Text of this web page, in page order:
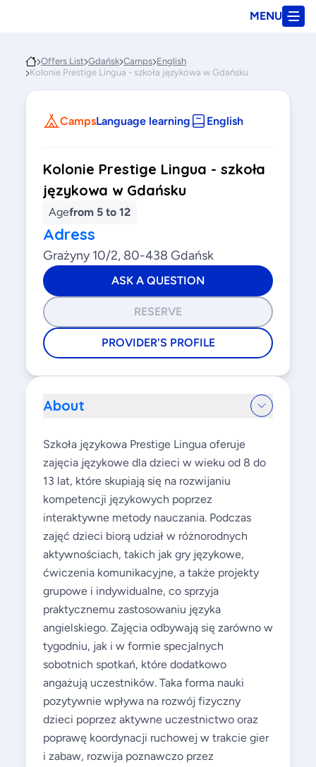
MENU
Offers List Gdańsk Camps English
Kolonie Prestige Lingua - szkoła językowa w Gdańsku
CampsLanguage learning English
Kolonie Prestige Lingua - szkoła
językowa w Gdańsku
Agefrom 5 to 12
Adress
Grażyny 10/2, 80-438 Gdańsk
ASK A QUESTION
RESERVE
PROVIDER'S PROFILE
About
Szkoła językowa Prestige Lingua oferuje
zajęcia językowe dla dzieci w wieku od 8 do
13 lat, które skupiają się na rozwijaniu
kompetencji językowych poprzez
interaktywne metody nauczania. Podczas
zajęć dzieci biorą udział w różnorodnych
aktywnościach, takich jak gry językowe,
ćwiczenia komunikacyjne, a także projekty
grupowe i indywidualne, co sprzyja
praktycznemu zastosowaniu języka
angielskiego. Zajęcia odbywają się zarówno w
tygodniu, jak i w formie specjalnych
sobotnich spotkań, które dodatkowo
angażują uczestników. Taka forma nauki
pozytywnie wpływa na rozwój fizyczny
dzieci poprzez aktywne uczestnictwo oraz
poprawę koordynacji ruchowej w trakcie gier
i zabaw, rozwija poznawczo przez